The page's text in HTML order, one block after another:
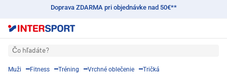
Doprava ZDARMA pri objednávke nad 50€**
Čo hľadáte?
Muži Fitness Tréning Vrchné oblečenie
Tričká